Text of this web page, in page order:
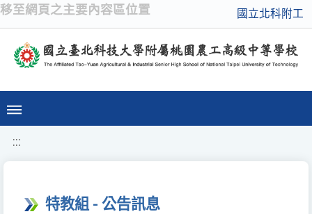
移至網頁之主要內容區位置 國立北科附工
:::
特教組 - 公告訊息